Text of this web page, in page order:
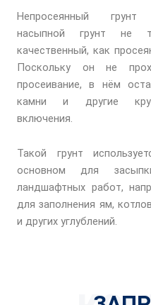
Непросеянный
насыпной грунт не
качественный, как
Поскольку он не
просеивание, в нём
камни и другие
включения.
Такой грунт
основном для
ландшафтных работ,
для заполнения ям,
и других углублений.